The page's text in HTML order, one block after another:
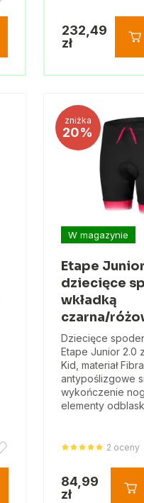
232,49
zł
zniżka
20%
W magazynie
Etape
dziecięce
wkładką
czarna/
Dziecięce
Etape Junior 2.0
Kid, materiał
antypoślizgowe
wykończenie
elementy
2 oceny
84,99
zł